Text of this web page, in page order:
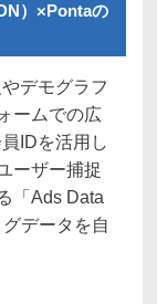
）×Pontaの
デモグラフ
ームでの広
IDを活用し
ーザー捕捉
「Ads Data
データを自